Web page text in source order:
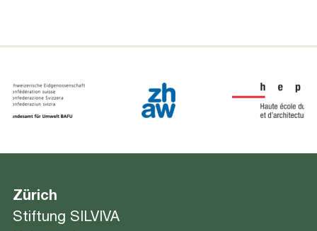
Zürich
Stiftung SILVIVA